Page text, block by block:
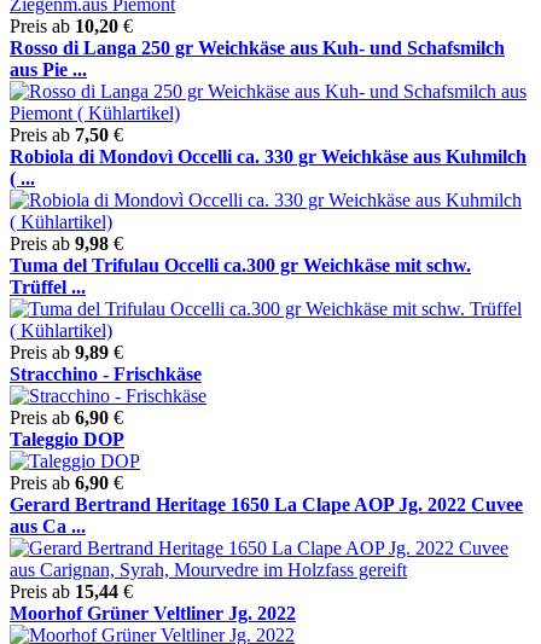
Preis ab 10,20 €
Rosso di Langa 250 gr Weichkäse aus Kuh- und Schafsmilch
aus Pie ...
Preis ab 7,50 €
Robiola di Mondovì Occelli ca. 330 gr Weichkäse aus Kuhmilch
( ...
Preis ab 9,98 €
Tuma del Trifulau Occelli ca.300 gr Weichkäse mit schw.
Trüffel ...
Preis ab 9,89 €
Stracchino - Frischkäse
Preis ab 6,90 €
Taleggio DOP
Preis ab 6,90 €
Gerard Bertrand Heritage 1650 La Clape AOP Jg. 2022 Cuvee
aus Ca ...
Preis ab 15,44 €
Moorhof Grüner Veltliner Jg. 2022